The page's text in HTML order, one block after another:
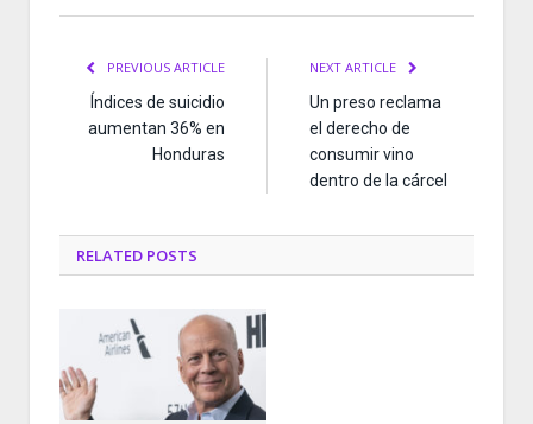
PREVIOUS ARTICLE
Índices de suicidio
aumentan 36% en
Honduras
NEXT ARTICLE
Un preso reclama
el derecho de
consumir vino
dentro de la cárcel
RELATED POSTS